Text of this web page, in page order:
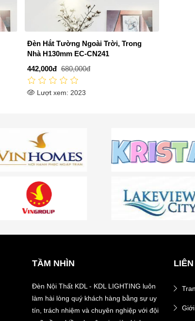
Đèn Hắt Tường Ngoài Trời, Trong
Nhà H130mm EC-CN241
442,000đ 680,000đ
Lượt xem: 2023
TẦM NHÌN
Đèn Nội Thất KDL - KDL LIGHTING luôn
làm hài lòng quý khách hàng bằng sự uy
tín, trách nhiệm và chuyên nghiệp với đội